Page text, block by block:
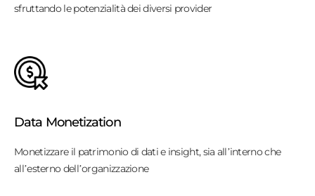
sfruttando le potenzialità dei diversi provider
Data Monetization
Monetizzare il patrimonio di dati e insight, sia all’interno che
all’esterno dell’organizzazione